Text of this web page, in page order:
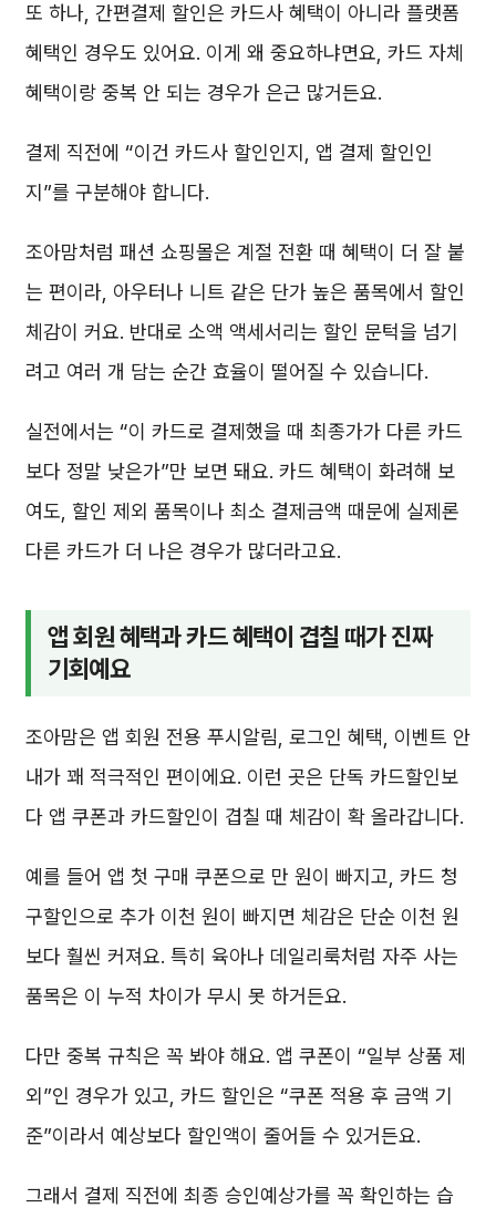
또 하나, 간편결제 할인은 카드사 혜택이 아니라 플랫폼
혜택인 경우도 있어요. 이게 왜 중요하냐면요, 카드 자체
혜택이랑 중복 안 되는 경우가 은근 많거든요.
결제 직전에 “이건 카드사 할인인지, 앱 결제 할인인
지”를 구분해야 합니다.
조아맘처럼 패션 쇼핑몰은 계절 전환 때 혜택이 더 잘 붙
는 편이라, 아우터나 니트 같은 단가 높은 품목에서 할인
체감이 커요. 반대로 소액 액세서리는 할인 문턱을 넘기
려고 여러 개 담는 순간 효율이 떨어질 수 있습니다.
실전에서는 “이 카드로 결제했을 때 최종가가 다른 카드
보다 정말 낮은가”만 보면 돼요. 카드 혜택이 화려해 보
여도, 할인 제외 품목이나 최소 결제금액 때문에 실제론
다른 카드가 더 나은 경우가 많더라고요.
앱 회원 혜택과 카드 혜택이 겹칠 때가 진짜
기회예요
조아맘은 앱 회원 전용 푸시알림, 로그인 혜택, 이벤트 안
내가 꽤 적극적인 편이에요. 이런 곳은 단독 카드할인보
다 앱 쿠폰과 카드할인이 겹칠 때 체감이 확 올라갑니다.
예를 들어 앱 첫 구매 쿠폰으로 만 원이 빠지고, 카드 청
구할인으로 추가 이천 원이 빠지면 체감은 단순 이천 원
보다 훨씬 커져요. 특히 육아나 데일리룩처럼 자주 사는
품목은 이 누적 차이가 무시 못 하거든요.
다만 중복 규칙은 꼭 봐야 해요. 앱 쿠폰이 “일부 상품 제
외”인 경우가 있고, 카드 할인은 “쿠폰 적용 후 금액 기
준”이라서 예상보다 할인액이 줄어들 수 있거든요.
그래서 결제 직전에 최종 승인예상가를 꼭 확인하는 습